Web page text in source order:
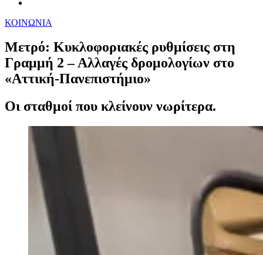
ΚΟΙΝΩΝΙΑ
Μετρό: Κυκλοφοριακές ρυθμίσεις στη
Γραμμή 2 – Αλλαγές δρομολογίων στο
«Αττική-Πανεπιστήμιο»
Οι σταθμοί που κλείνουν νωρίτερα.